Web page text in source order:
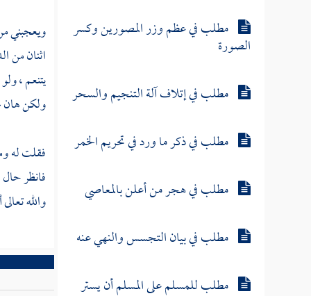
مطلب في عظم وزر المصورين وكسر
الصورة
مطلب في إتلاف آلة التنجيم والسحر
مطلب في ذكر ما ورد في تحريم الخمر
مطلب في هجر من أعلن بالمعاصي
مطلب في بيان التجسس والنهي عنه
مطلب للمسلم على المسلم أن يستر
ويعجبني
اثنان من
يتنعم ،
ولكن هان
فقلت له
فانظر
والله